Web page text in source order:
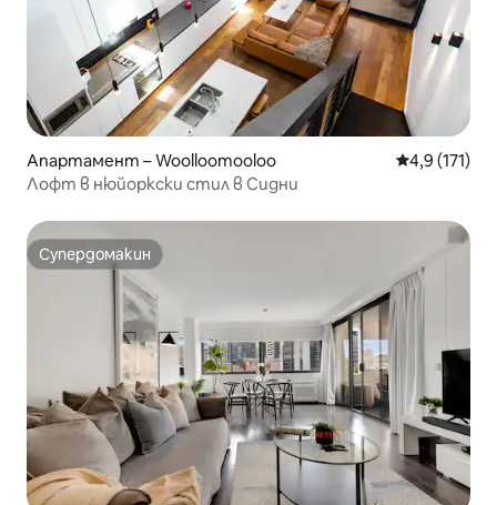
Апартамент – Woolloomooloo Средна
4,9 (171)
Лофт в нюйоркски стил в Сидни
Супердомакин
Супердомакин